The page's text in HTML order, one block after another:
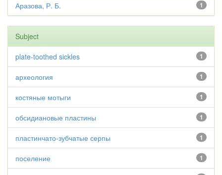
1
Аразова, Р. Б.
Subject
1
plate-toothed sickles
1
археология
1
костяные мотыги
1
обсидиановые пластины
1
пластинчато-зубчатые серпы
1
поселение